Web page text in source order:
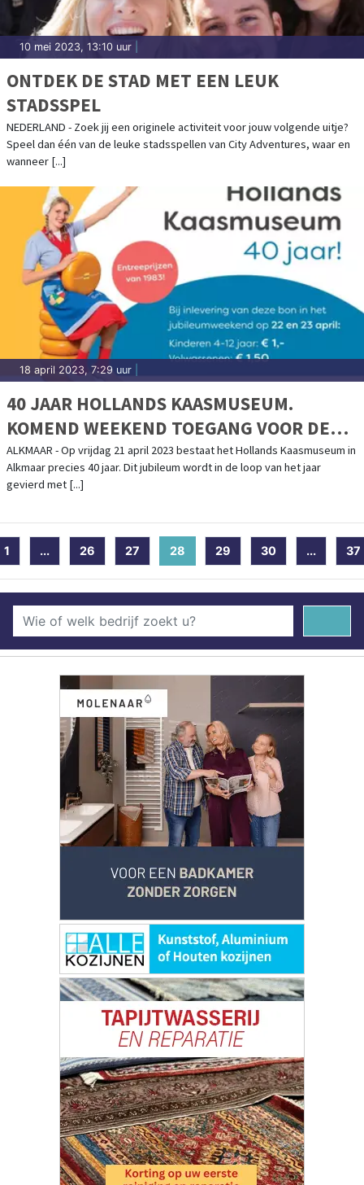
10 mei 2023, 13:10 uur
ONTDEK DE STAD MET EEN LEUK
STADSSPEL
NEDERLAND - Zoek jij een originele activiteit voor jouw volgende uitje?
Speel dan één van de leuke stadsspellen van City Adventures, waar en
wanneer [...]
18 april 2023, 7:29 uur
40 JAAR HOLLANDS KAASMUSEUM.
KOMEND WEEKEND TOEGANG VOOR DE
PRIJZEN VAN 1983
ALKMAAR - Op vrijdag 21 april 2023 bestaat het Hollands Kaasmuseum in
Alkmaar precies 40 jaar. Dit jubileum wordt in de loop van het jaar
gevierd met [...]
1 ... 26 27 28 (current)
29 30 ... 37